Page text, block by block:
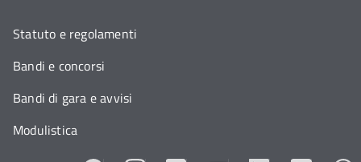
Statuto e regolamenti
Bandi e concorsi
Bandi di gara e avvisi
Modulistica